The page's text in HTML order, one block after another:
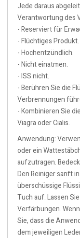
Jede daraus
Verantwortung des
- Reserviert für
- Flüchtiges Produkt.
- Hochentzündlich.
- Nicht einatmen.
- ISS nicht.
- Berühren Sie die
Verbrennungen
- Kombinieren Sie
Viagra oder Cialis.
Anwendung:
oder ein
aufzutragen.
Den Reiniger sanft
überschüssige
Tuch auf. Lassen
Verfärbungen.
Sie, dass die
dem jeweiligen